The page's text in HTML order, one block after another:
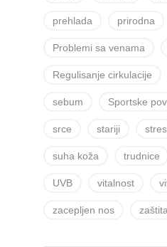
prehlada prirodna
Problemi sa venama
Regulisanje cirkulacije
sebum Sportske
srce stariji stres
suha koža trudnice
UVB vitalnost
zacepljen nos zaštita